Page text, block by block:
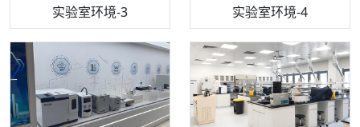
实验室环境-3 实验室环境-4
机构质检技术员-3 机构质检技术员-4
高效液相色谱仪 流式细胞仪